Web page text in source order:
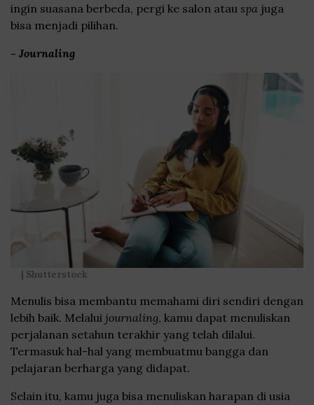
ingin suasana berbeda, pergi ke salon atau spa juga
bisa menjadi pilihan.
- Journaling
| Shutterstock
Menulis bisa membantu memahami diri sendiri dengan
lebih baik. Melalui journaling, kamu dapat menuliskan
perjalanan setahun terakhir yang telah dilalui.
Termasuk hal-hal yang membuatmu bangga dan
pelajaran berharga yang didapat.
Selain itu, kamu juga bisa menuliskan harapan di usia